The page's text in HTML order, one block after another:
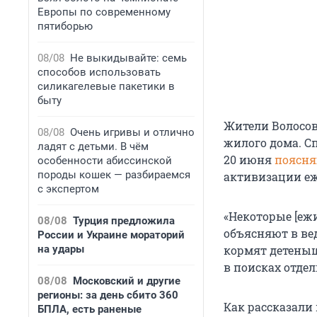
Европы по современному
пятиборью
08/08 Не выкидывайте: семь
способов использовать
силикагелевые пакетики в
быту
08/08 Очень игривы и отлично
ладят с детьми. В чём
особенности абиссинской
породы кошек — разбираемся
с экспертом
08/08 Турция предложила
России и Украине мораторий
на удары
08/08 Московский и другие
регионы: за день сбито 360
БПЛА, есть раненые
Жители
жилого дома.
20 июня
активизации
«Некоторые
объясняют в
кормят
в поисках
Как